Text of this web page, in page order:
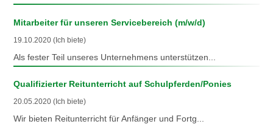
Mitarbeiter für unseren Servicebereich (m/w/d)
19.10.2020 (Ich biete)
Als fester Teil unseres Unternehmens unterstützen...
Qualifizierter Reitunterricht auf Schulpferden/Ponies
20.05.2020 (Ich biete)
Wir bieten Reitunterricht für Anfänger und Fortg...